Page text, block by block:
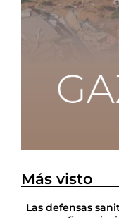
Más visto
Las defensas